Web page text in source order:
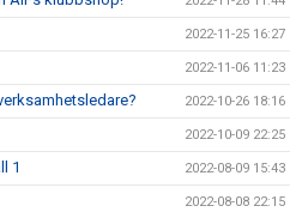
2022-11-25 16:27
2022-11-06 11:23
2022-10-26 18:16
2022-10-09 22:25
1 2022-08-09 15:43
2022-08-08 22:15